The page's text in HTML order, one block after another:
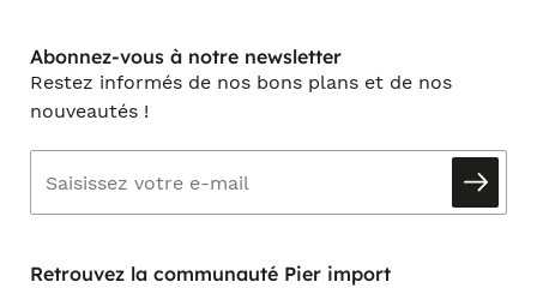
Abonnez-vous à notre newsletter
Restez informés de nos bons plans et de nos
nouveautés !
Retrouvez la communauté Pier import